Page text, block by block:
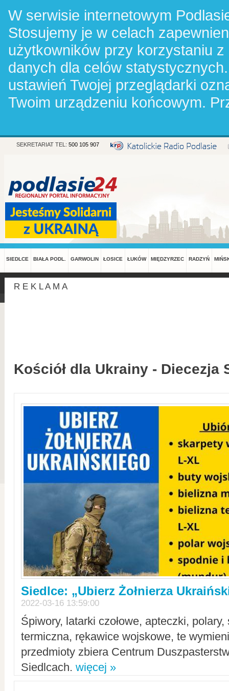
W serwisie internetowym
Stosujemy je w celach
użytkowników przy korzystaniu
danych dla celów
ustawień Twojej przeglądarki
Twoim urządzeniu końcowym.
SEKRETARIAT TEL: 500 105 907
SIEDLCE BIAŁA PODL. GARWOLIN ŁOSICE ŁUKÓW MIĘDZYRZEC RADZYŃ
R E K L A M A
Kościół dla Ukrainy - Diecezja
Siedlce: „Ubierz Żołnierza
2022-03-16 13:59:00
Śpiwory, latarki czołowe, apteczki,
termiczna, rękawice wojskowe, te
przedmioty zbiera Centrum
Siedlcach. więcej »